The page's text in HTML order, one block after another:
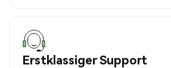
Erstklassiger Support